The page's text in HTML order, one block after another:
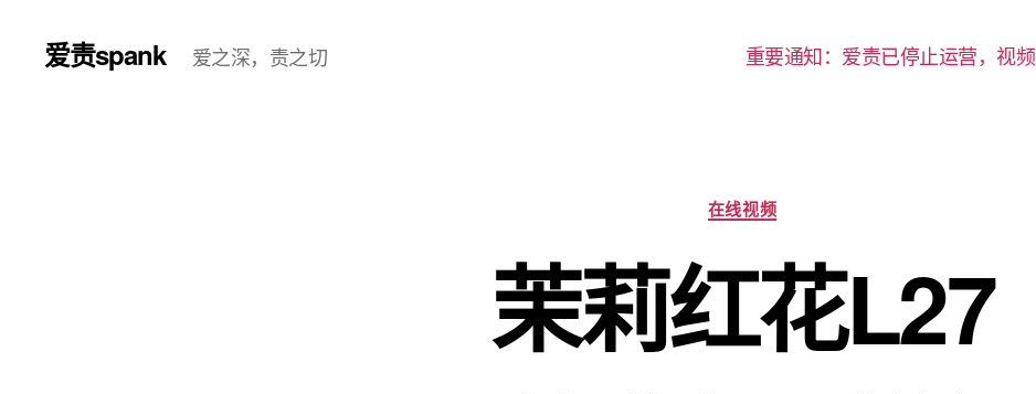
爱责spank 爱之深，责之切 重要通知：爱责已停止运营，视
分
类
在线视频
茉莉红花L27